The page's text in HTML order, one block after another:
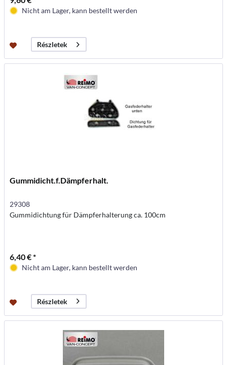
Nicht am Lager, kann bestellt werden
Részletek
Gummidicht.f.Dämpferhalt.
29308
Gummidichtung für Dämpferhalterung ca. 100cm
6,40 € *
Nicht am Lager, kann bestellt werden
Részletek